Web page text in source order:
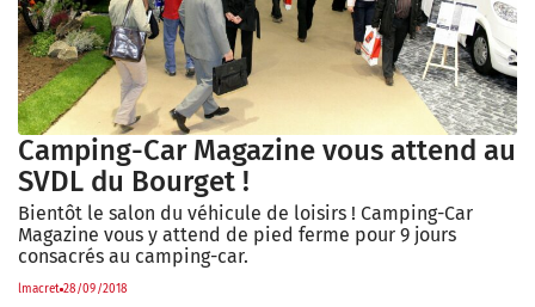
Camping-Car Magazine vous attend au
SVDL du Bourget !
Bientôt le salon du véhicule de loisirs ! Camping-Car
Magazine vous y attend de pied ferme pour 9 jours
consacrés au camping-car.
lmacret 28/09/2018